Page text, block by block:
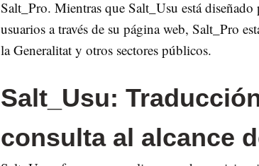
Salt_Pro. Mientras que Salt_Usu está
usuarios a través de su página web, Salt_Pro
la Generalitat y otros sectores públicos.
Salt_Usu:
consulta al alcance